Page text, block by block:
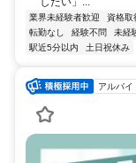
業界未経験者歓迎 資格取
転勤なし
経験不問 未経
駅近5分以内
土日祝休み
アルバイ